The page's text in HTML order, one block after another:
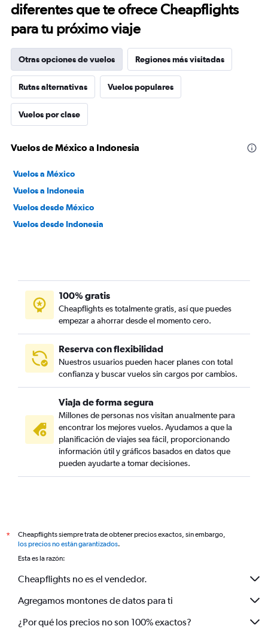
diferentes que te ofrece Cheapflights
para tu próximo viaje
Otras opciones de vuelos Regiones más visitadas
Rutas alternativas Vuelos populares
Vuelos por clase
Vuelos de México a Indonesia
Vuelos a México
Vuelos a Indonesia
Vuelos desde México
Vuelos desde Indonesia
100% gratis
Cheapflights es totalmente gratis, así que puedes
empezar a ahorrar desde el momento cero.
Reserva con flexibilidad
Nuestros usuarios pueden hacer planes con total
confianza y buscar vuelos sin cargos por cambios.
Viaja de forma segura
Millones de personas nos visitan anualmente para
encontrar los mejores vuelos. Ayudamos a que la
planificación de viajes sea fácil, proporcionando
información útil y gráficos basados en datos que
pueden ayudarte a tomar decisiones.
*
Cheapflights siempre trata de obtener precios exactos, sin embargo,
los precios no están garantizados.
Esta es la razón:
Cheapflights no es el vendedor.
Agregamos montones de datos para ti
¿Por qué los precios no son 100% exactos?